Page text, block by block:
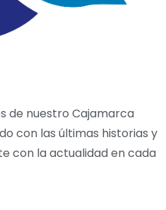
de nuestro Cajamarca
con las últimas historias y
con la actualidad en cada